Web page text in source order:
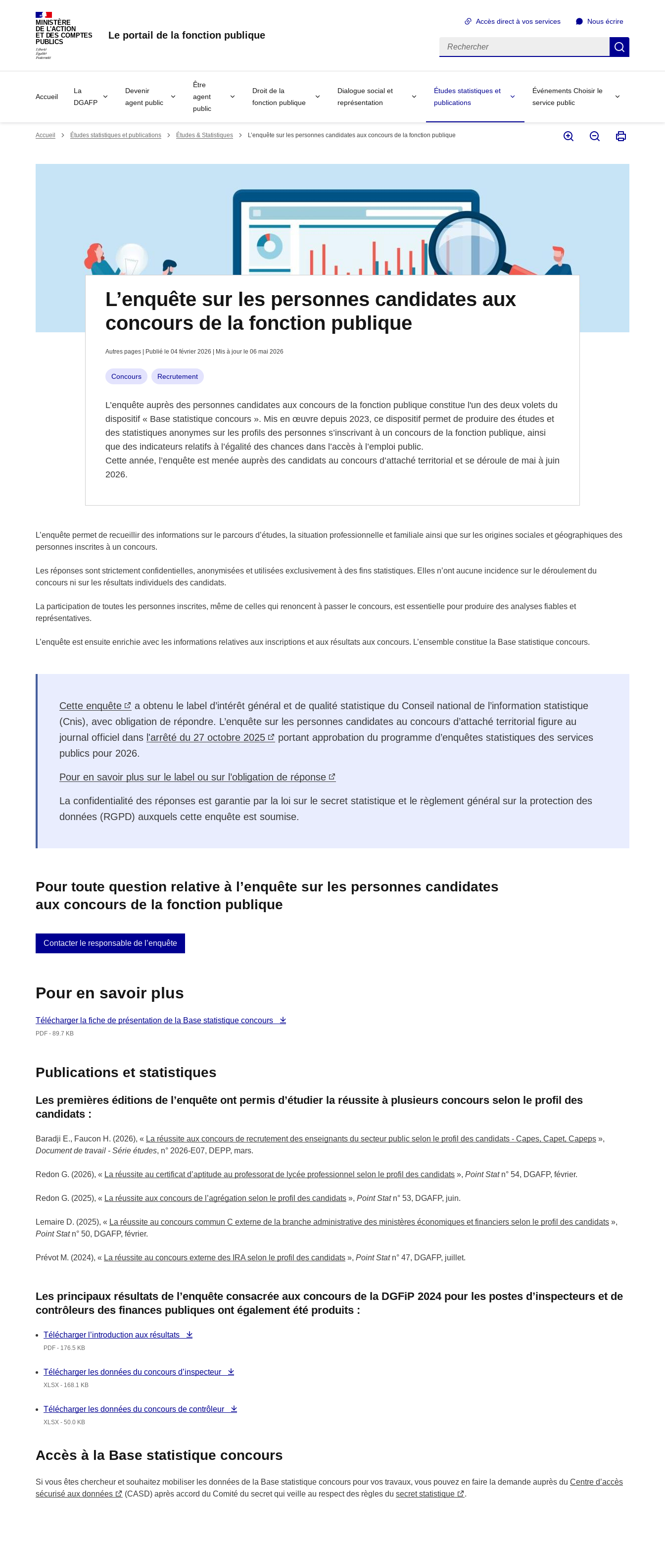
MINISTÈRE
DE L'ACTION
ET DES COMPTES
PUBLICS
Le portail de la fonction publique
Accès direct à vos services Nous écrire
Rechercher
Accueil
La
DGAFP
Devenir
agent public
Être
agent
public
Droit de la
fonction publique
Dialogue social et
représentation
Études statistiques et
publications
Événements Choisir le
service public
Accueil Études statistiques et publications Études & Statistiques L’enquête sur les personnes candidates aux concours de la fonction publique
L’enquête sur les personnes candidates aux
concours de la fonction publique
Autres pages | Publié le 04 février 2026 | Mis à jour le 06 mai 2026
Concours Recrutement
L’enquête auprès des personnes candidates aux concours de la fonction publique constitue l'un des deux volets du
dispositif « Base statistique concours ». Mis en œuvre depuis 2023, ce dispositif permet de produire des études et
des statistiques anonymes sur les profils des personnes s’inscrivant à un concours de la fonction publique, ainsi
que des indicateurs relatifs à l’égalité des chances dans l’accès à l’emploi public.
Cette année, l’enquête est menée auprès des candidats au concours d’attaché territorial et se déroule de mai à juin
2026.
L’enquête permet de recueillir des informations sur le parcours d’études, la situation professionnelle et familiale ainsi que sur les origines sociales et géographiques des
personnes inscrites à un concours.
Les réponses sont strictement confidentielles, anonymisées et utilisées exclusivement à des fins statistiques. Elles n’ont aucune incidence sur le déroulement du
concours ni sur les résultats individuels des candidats.
La participation de toutes les personnes inscrites, même de celles qui renoncent à passer le concours, est essentielle pour produire des analyses fiables et
représentatives.
L’enquête est ensuite enrichie avec les informations relatives aux inscriptions et aux résultats aux concours. L’ensemble constitue la Base statistique concours.
Cette enquête
a obtenu le label d’intérêt général et de qualité statistique du Conseil national de l’information statistique
(Cnis), avec obligation de répondre. L’enquête sur les personnes candidates au concours d’attaché territorial figure au
journal officiel dans l'arrêté du 27 octobre 2025
portant approbation du programme d’enquêtes statistiques des services
publics pour 2026.
Pour en savoir plus sur le label ou sur l’obligation de réponse
La confidentialité des réponses est garantie par la loi sur le secret statistique et le règlement général sur la protection des
données (RGPD) auxquels cette enquête est soumise.
Pour toute question relative à l’enquête sur les personnes candidates
aux concours de la fonction publique
Contacter le responsable de l’enquête
Pour en savoir plus
Télécharger la fiche de présentation de la Base statistique concours
PDF - 89.7 KB
Publications et statistiques
Les premières éditions de l’enquête ont permis d’étudier la réussite à plusieurs concours selon le profil des
candidats :
Baradji E., Faucon H. (2026), « La réussite aux concours de recrutement des enseignants du secteur public selon le profil des candidats - Capes, Capet, Capeps »,
Document de travail - Série études, n° 2026-E07, DEPP, mars.
Redon G. (2026), « La réussite au certificat d’aptitude au professorat de lycée professionnel selon le profil des candidats », Point Stat n° 54, DGAFP, février.
Redon G. (2025), « La réussite aux concours de l’agrégation selon le profil des candidats », Point Stat n° 53, DGAFP, juin.
Lemaire D. (2025), « La réussite au concours commun C externe de la branche administrative des ministères économiques et financiers selon le profil des candidats »,
Point Stat n° 50, DGAFP, février.
Prévot M. (2024), « La réussite au concours externe des IRA selon le profil des candidats », Point Stat n° 47, DGAFP, juillet.
Les principaux résultats de l’enquête consacrée aux concours de la DGFiP 2024 pour les postes d’inspecteurs et de
contrôleurs des finances publiques ont également été produits :
Télécharger l’introduction aux résultats
PDF - 176.5 KB
Télécharger les données du concours d’inspecteur
XLSX - 168.1 KB
Télécharger les données du concours de contrôleur
XLSX - 50.0 KB
Accès à la Base statistique concours
Si vous êtes chercheur et souhaitez mobiliser les données de la Base statistique concours pour vos travaux, vous pouvez en faire la demande auprès du Centre d’accès
sécurisé aux données
(CASD) après accord du Comité du secret qui veille au respect des règles du secret statistique .